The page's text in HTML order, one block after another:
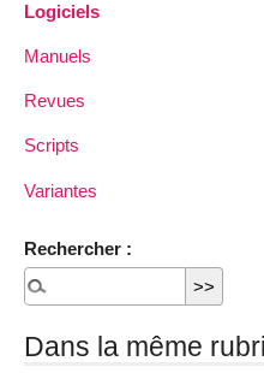
Logiciels
Manuels
Revues
Scripts
Variantes
Rechercher :
Dans la même